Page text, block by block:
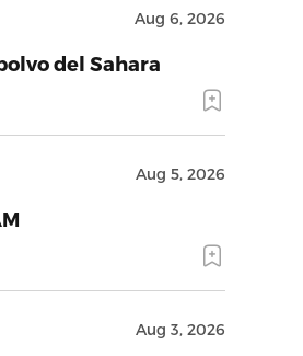
Aug 6, 2026
del Sahara
Aug 5, 2026
Aug 3, 2026